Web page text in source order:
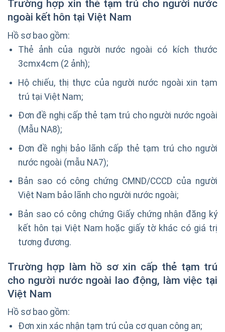
Trường hợp xin thẻ tạm trú cho người nước
ngoài kết hôn tại Việt Nam
Hồ sơ bao gồm:
Thẻ ảnh của người nước ngoài có kích thước
3cmx4cm (2 ảnh);
Hộ chiếu, thị thực của người nước ngoài xin tạm
trú tại Việt Nam;
Đơn đề nghị cấp thẻ tạm trú cho người nước ngoài
(Mẫu NA8);
Đơn đề nghị bảo lãnh cấp thẻ tạm trú cho người
nước ngoài (mẫu NA7);
Bản sao có công chứng CMND/CCCD của người
Việt Nam bảo lãnh cho người nước ngoài;
Bản sao có công chứng Giấy chứng nhận đăng ký
kết hôn tại Việt Nam hoặc giấy tờ khác có giá trị
tương đương.
Trường hợp làm hồ sơ xin cấp thẻ tạm trú
cho người nước ngoài lao động, làm việc tại
Việt Nam
Hồ sơ bao gồm:
Đơn xin xác nhận tạm trú của cơ quan công an;